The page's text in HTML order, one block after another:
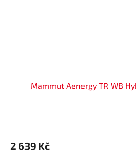
Mammut Aenergy TR WB
2 639 Kč